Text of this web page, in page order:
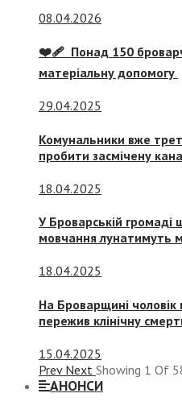
08.04.2026
❤️‍🩹 Понад 150
матеріальну допомогу
29.04.2025
Комунальники вже
пробити засмічену
18.04.2025
У Броварській
мовчання лунатимуть
18.04.2025
На Броварщині чоловік
пережив клінічну
15.04.2025
Prev Next Showing 1 Of
АНОНСИ